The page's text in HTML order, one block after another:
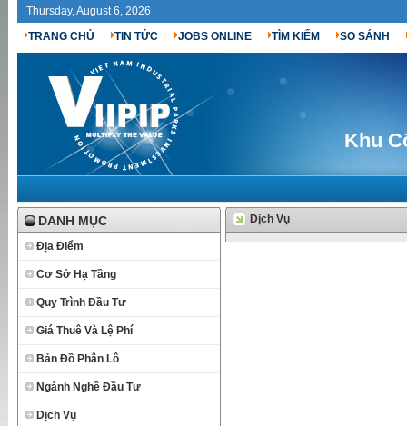
Thursday, August 6, 2026
TRANG CHỦ
TIN TỨC JOBS ONLINE TÌM KIẾM SO SÁNH
Khu
DANH MỤC
Địa Điểm
Cơ Sở Hạ Tầng
Quy Trình Đầu Tư
Giá Thuê Và Lệ Phí
Bản Đồ Phân Lô
Ngành Nghề Đầu Tư
Dịch Vụ
Dịch Vụ